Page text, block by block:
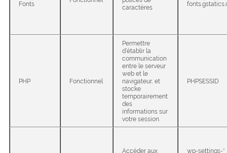
Fonts
caractères
PHP Fonctionnel
Permettre
d’établir la
communication
entre le serveur
web et le
navigateur, et
stocke
temporairement
des
informations sur
votre session.
PHPSESSID
Accéder aux wp-settings-*